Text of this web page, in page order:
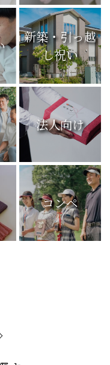
新築・引っ越
し祝い
法人向け
コンペ